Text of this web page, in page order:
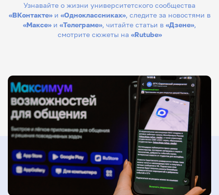
Узнавайте о жизни университетского сообщества
«ВКонтакте»и «Одноклассниках», следите за новостями в
«Максе» и «Телеграме», читайте статьи в «Дзене»,
смотрите сюжеты на «Rutube»